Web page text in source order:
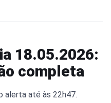
18.05.2026:
completa
alerta até às 22h47.